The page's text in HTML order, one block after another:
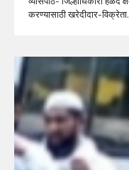
करण्यासाठी खरेदीदार-